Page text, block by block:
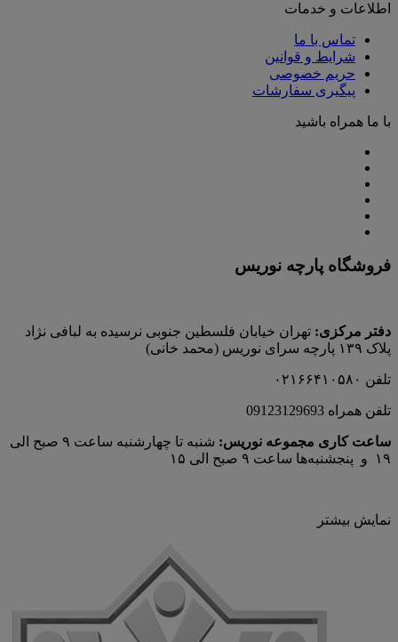
اطلاعات و خدمات
تماس با ما
شرایط و قوانین
حریم خصوصی
پیگیری سفارشات
با ما همراه باشید
فروشگاه پارچه نوریس
دفتر مرکزی: تهران خیابان فلسطین جنوبی نرسیده به لبافی نژاد
پلاک ۱۳۹ پارچه‌ سرای نوريس (محمد خانی)
تلفن ۰۲۱۶۶۴۱۰۵۸۰
تلفن همراه 09123129693
ساعت کاری مجموعه نوریس:
شنبه تا چهارشنبه ساعت ۹ صبح الی
۱۹ و پنجشنبه‌ها ساعت ۹ صبح الی ۱۵
نمایش بیشتر